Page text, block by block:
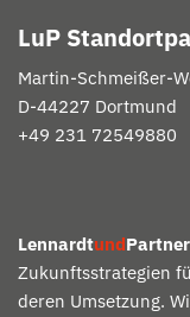
LuP
Martin-Schmeißer-
D-44227 Dortmund
+49 231 72549880
LennardtundPartner
Zukunftsstrategien
deren Umsetzung.